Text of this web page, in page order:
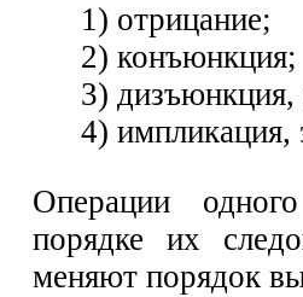
1) отрицание;
2) конъюнкция;
3) дизъюнкция,
4) импликация,
Операции
порядке их
меняют порядок